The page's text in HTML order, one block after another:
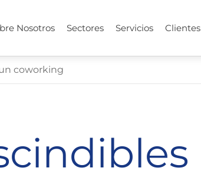
Nosotros Sectores Servicios Clientes
coworking